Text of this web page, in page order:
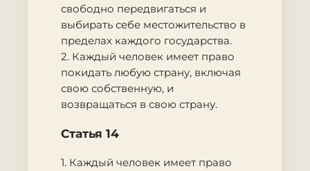
свободно передвигаться и
выбирать себе местожительство в
пределах каждого государства.
2. Каждый человек имеет право
покидать любую страну, включая
свою собственную, и
возвращаться в свою страну.
Статья 14
1. Каждый человек имеет право